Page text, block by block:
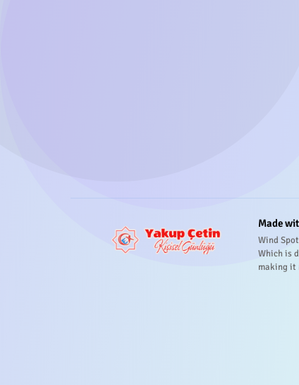
Made
Wind
Which is
making it